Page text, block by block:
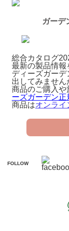
ガーデ
総合カタログ
最新の製品情報
ディーズガー
出してみません
商品のご購入
ーズガーデン正
商品はオンライ
FOLLOW